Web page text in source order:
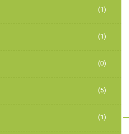
(1)
(1)
(0)
(5)
(1)